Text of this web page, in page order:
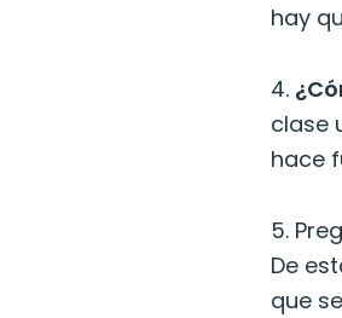
hay
4.
clase
hace
5.
De
que